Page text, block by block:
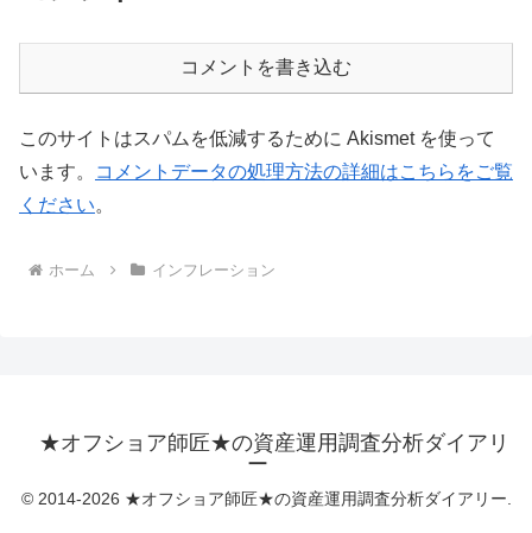
コメントを書き込む
このサイトはスパムを低減するために Akismet を使って
います。
コメントデータの処理方法の詳細はこちらをご覧
ください。
ホーム インフレーション
★オフショア師匠★の資産運用調査分析ダイアリ
ー
© 2014-2026 ★オフショア師匠★の資産運用調査分析ダイアリー.